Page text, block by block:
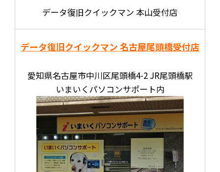
データ復旧クイックマン 本山受付店
データ復旧クイックマン 名古屋尾頭橋受付店
愛知県名古屋市中川区尾頭橋4-2 JR尾頭橋駅
いまいくパソコンサポート内